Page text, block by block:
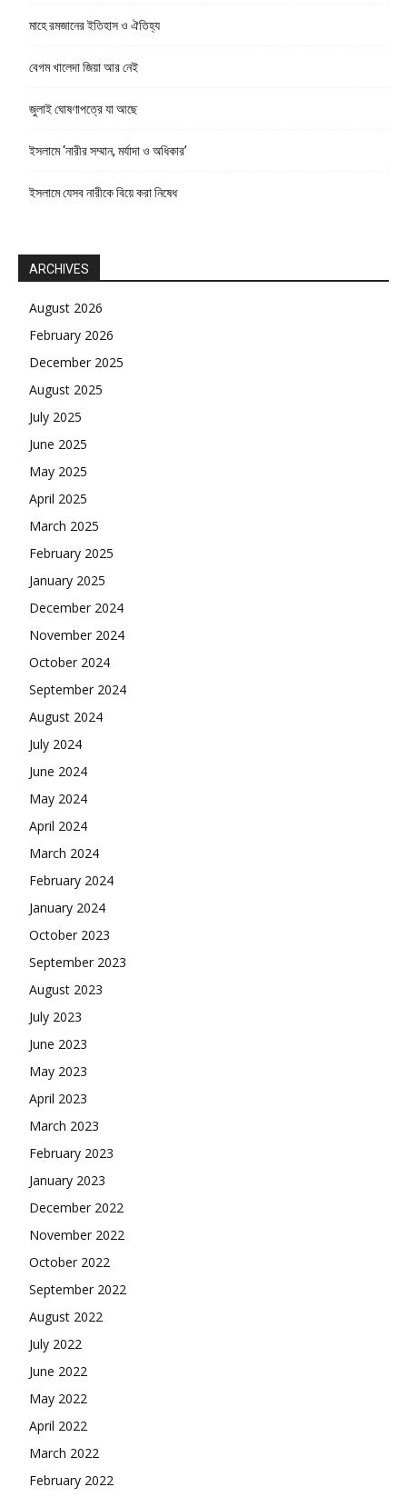
মাহে রমজানের ইতিহাস ও ঐতিহ্য
বেগম খালেদা জিয়া আর নেই
জুলাই ঘোষণাপত্রে যা আছে
ইসলামে ‘নারীর সম্মান, মর্যাদা ও অধিকার’
ইসলামে যেসব নারীকে বিয়ে করা নিষেধ
ARCHIVES
August 2026
February 2026
December 2025
August 2025
July 2025
June 2025
May 2025
April 2025
March 2025
February 2025
January 2025
December 2024
November 2024
October 2024
September 2024
August 2024
July 2024
June 2024
May 2024
April 2024
March 2024
February 2024
January 2024
October 2023
September 2023
August 2023
July 2023
June 2023
May 2023
April 2023
March 2023
February 2023
January 2023
December 2022
November 2022
October 2022
September 2022
August 2022
July 2022
June 2022
May 2022
April 2022
March 2022
February 2022